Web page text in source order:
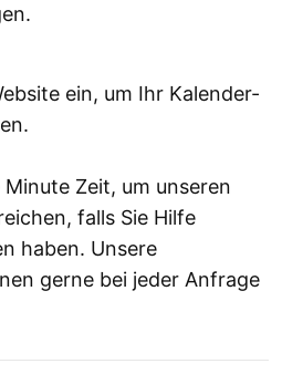
ein, um Ihr Kalender-
Zeit, um unseren
falls Sie Hilfe
haben. Unsere
gerne bei jeder Anfrage